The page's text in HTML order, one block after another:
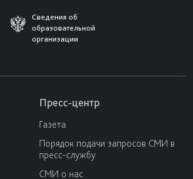
Сведения об
образовательной
организации
Пресс-центр
Газета
Порядок подачи запросов СМИ в
пресс-службу
СМИ о нас